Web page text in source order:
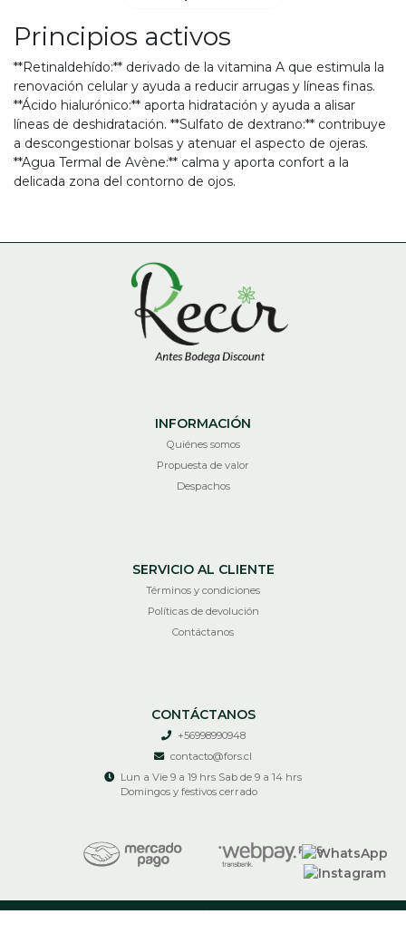
Principios activos
**Retinaldehído:** derivado de la vitamina A que estimula la
renovación celular y ayuda a reducir arrugas y líneas finas.
**Ácido hialurónico:** aporta hidratación y ayuda a alisar
líneas de deshidratación. **Sulfato de dextrano:** contribuye
a descongestionar bolsas y atenuar el aspecto de ojeras.
**Agua Termal de Avène:** calma y aporta confort a la
delicada zona del contorno de ojos.
INFORMACIÓN
Quiénes somos
Propuesta de valor
Despachos
SERVICIO AL CLIENTE
Términos y condiciones
Políticas de devolución
Contáctanos
CONTÁCTANOS
+56998990948
contacto@fors.cl
Lun a Vie 9 a 19 hrs Sab de 9 a 14 hrs
Domingos y festivos cerrado
RECIR © 2026